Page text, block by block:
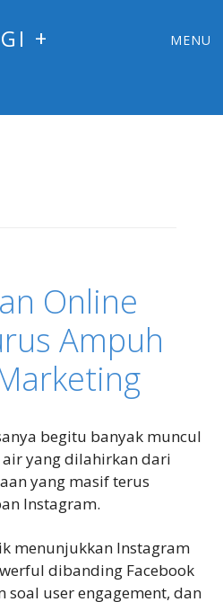
+
MENU
Online
Ampuh
begitu banyak muncul
yang dilahirkan dari
yang masif terus
Instagram.
menunjukkan Instagram
dibanding Facebook
user engagement, dan